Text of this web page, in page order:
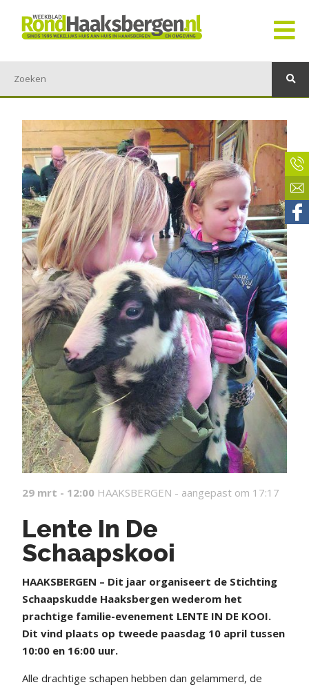
29 mrt - 12:00 HAAKSBERGEN - aangepast om 17:17
Lente In De
Schaapskooi
HAAKSBERGEN – Dit jaar organiseert de Stichting
Schaapskudde Haaksbergen wederom het
prachtige familie-evenement LENTE IN DE KOOI.
Dit vind plaats op tweede paasdag 10 april tussen
10:00 en 16:00 uur.
Alle drachtige schapen hebben dan gelammerd, de